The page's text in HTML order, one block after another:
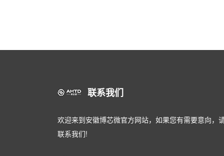
联系我们
欢迎来到安徽博芯微官方网站，如果您有需要意向，
联系我们!